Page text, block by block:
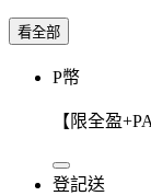
看全部
P幣
【限全盈
登記送